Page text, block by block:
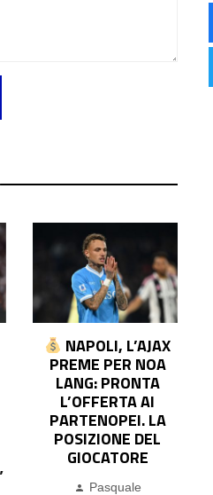
NAPOLI, L’AJAX
PREME PER NOA
LANG: PRONTA
L’OFFERTA AI
PARTENOPEI. LA
POSIZIONE DEL
GIOCATORE
Pasquale